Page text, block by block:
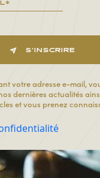
S'INSCRIRE
votre adresse e-mail,
dernières actualités
et vous prenez